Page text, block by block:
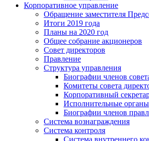
Корпоративное управление
Обращение заместителя
Итоги 2019 года
Планы на 2020 год
Общее собрание акционеров
Совет директоров
Правление
Структура управления
Биографии членов
Комитеты совета
Корпоративный
Исполнительные органы
Биографии членов
Система вознаграждения
Система контроля
Система внутреннего